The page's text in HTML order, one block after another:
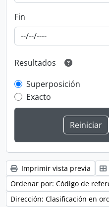
Fin
Resultados
Superposición
Exacto
Imprimir vista previa
Ordenar por: Código de
Dirección: Clasificación en